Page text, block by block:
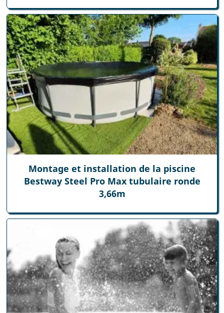
Montage et installation de la piscine
Bestway Steel Pro Max tubulaire ronde
3,66m